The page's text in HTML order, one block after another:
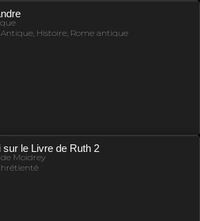
Histoire, Rome antique
sur le Livre de Ruth 2
Moidrey